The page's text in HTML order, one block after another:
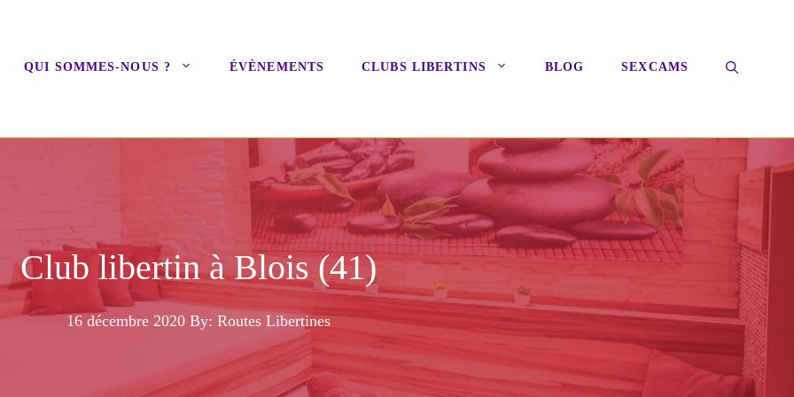
QUI SOMMES-NOUS ? ÉVÈNEMENTS CLUBS LIBERTINS BLOG SEXCAMS
Club libertin à Blois (41)
16 décembre 2020 By: Routes Libertines